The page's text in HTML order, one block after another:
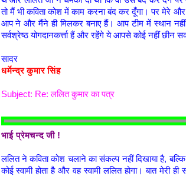
तो मैं भी कविता कोश में काम करना बंद कर दूँगा। पर मेरे
आप ने और मैंने ही मिलकर बनाए हैं। आप टीम में स्थान
सर्वश्रेष्ठ योगदानकर्त्ता हैं और रहेंगे ये आपसे कोई नहीं छीन
सादर
धर्मेन्द्र कुमार सिंह
Subject: Re: ललित कुमार का पत्र
भाई प्रेमचन्द जी !
ललित ने कविता कोश चलाने का संकल्प नहीं दिखाया है,
कोई स्वामी होता है और वह स्वामी ललित होगा। बात मेरी